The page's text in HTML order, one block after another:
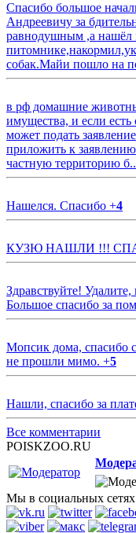
Спасибо большое
Андреевичу за
равнодушным ,а нашёл
собак.Майи пошло на
в рф домашние
имущества, и если
может подать
приложить к
частную территорию
Нашелся. Спасибо +4
КУЗЮ НАШЛИ !!!
Здравствуйте!
Большое спасибо за
Мопсик дома, спасибо
не прошли мимо. +5
Нашли, спасибо за
Все комментарии
POISKZOO.RU
Мы в социальных сетях